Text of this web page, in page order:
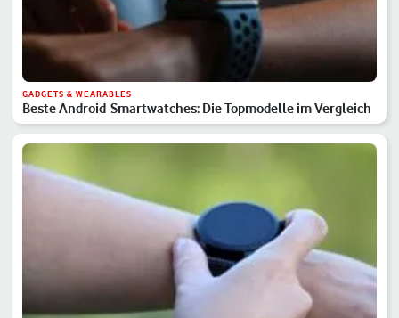
GADGETS & WEARABLES
Beste Android-Smartwatches: Die Topmodelle im Vergleich